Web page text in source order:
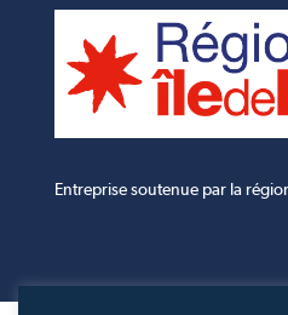
Entreprise soutenue par la